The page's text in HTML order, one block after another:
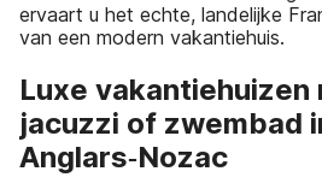
ervaart u het echte, landelijke
van een modern vakantiehuis.
Luxe vakantiehuizen
jacuzzi of zwembad
Anglars‑Nozac